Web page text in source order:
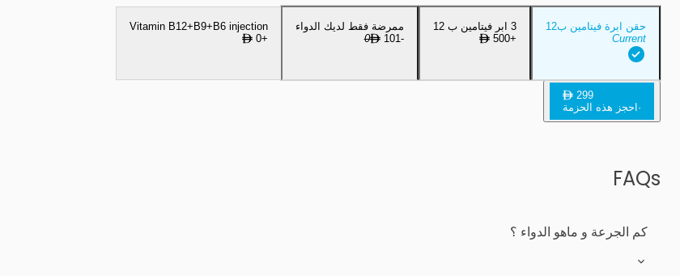
حقن ابرة فيتامين ب12
Current
3 ابر فيتامين ب 12
+
500
ممرضة فقط لديك الدواء
-
101
0
Vitamin B12+B9+B6 injection
+
0
299
· احجز هذه الحزمة
FAQs
كم الجرعة و ماهو الدواء ؟